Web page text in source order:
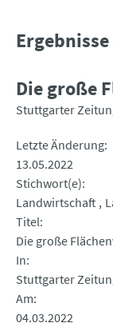
Die große
Stuttgarter
Letzte Änderung
13.05.2022
Stichwort(e)
Landwirtschaft
Titel
Die große
In
Stuttgarter
Am
04.03.2022